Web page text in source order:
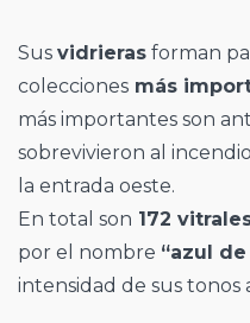
Sus vidrieras forman
colecciones más
más importantes son
sobrevivieron al
la entrada oeste.
En total son 172
por el nombre “azul
intensidad de sus tonos